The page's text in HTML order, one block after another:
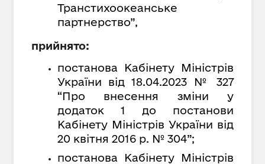
Транстихоокеанське
партнерство”,
прийнято:
постанова Кабінету Міністрів
України від 18.04.2023 № 327
“Про внесення зміни у
додаток 1 до постанови
Кабінету Міністрів України від
20 квітня 2016 р. № 304”;
постанова Кабінету Міністрів